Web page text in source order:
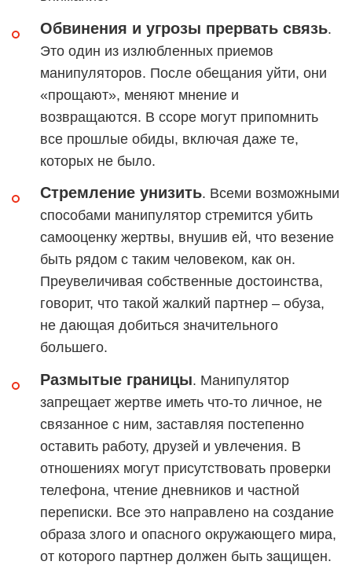
Обвинения и угрозы прервать связь.
Это один из излюбленных приемов
манипуляторов. После обещания уйти, они
«прощают», меняют мнение и
возвращаются. В ссоре могут припомнить
все прошлые обиды, включая даже те,
которых не было.
Стремление унизить. Всеми возможными
способами манипулятор стремится убить
самооценку жертвы, внушив ей, что везение
быть рядом с таким человеком, как он.
Преувеличивая собственные достоинства,
говорит, что такой жалкий партнер – обуза,
не дающая добиться значительного
большего.
Размытые границы. Манипулятор
запрещает жертве иметь что-то личное, не
связанное с ним, заставляя постепенно
оставить работу, друзей и увлечения. В
отношениях могут присутствовать проверки
телефона, чтение дневников и частной
переписки. Все это направлено на создание
образа злого и опасного окружающего мира,
от которого партнер должен быть защищен.